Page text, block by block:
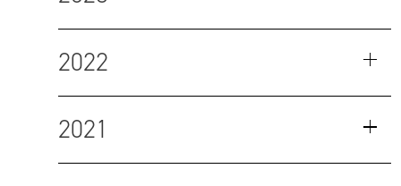
2022
2021